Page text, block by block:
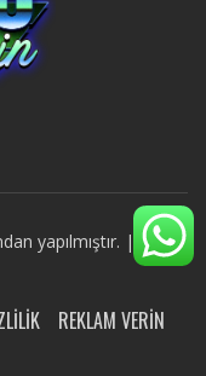
yapılmıştır. | Tüm
REKLAM VERIN